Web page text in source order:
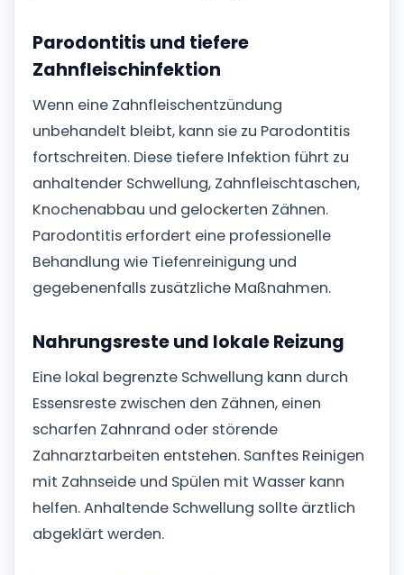
Parodontitis und tiefere
Zahnfleischinfektion
Wenn eine Zahnfleischentzündung
unbehandelt bleibt, kann sie zu Parodontitis
fortschreiten. Diese tiefere Infektion führt zu
anhaltender Schwellung, Zahnfleischtaschen,
Knochenabbau und gelockerten Zähnen.
Parodontitis erfordert eine professionelle
Behandlung wie Tiefenreinigung und
gegebenenfalls zusätzliche Maßnahmen.
Nahrungsreste und lokale Reizung
Eine lokal begrenzte Schwellung kann durch
Essensreste zwischen den Zähnen, einen
scharfen Zahnrand oder störende
Zahnarztarbeiten entstehen. Sanftes Reinigen
mit Zahnseide und Spülen mit Wasser kann
helfen. Anhaltende Schwellung sollte ärztlich
abgeklärt werden.